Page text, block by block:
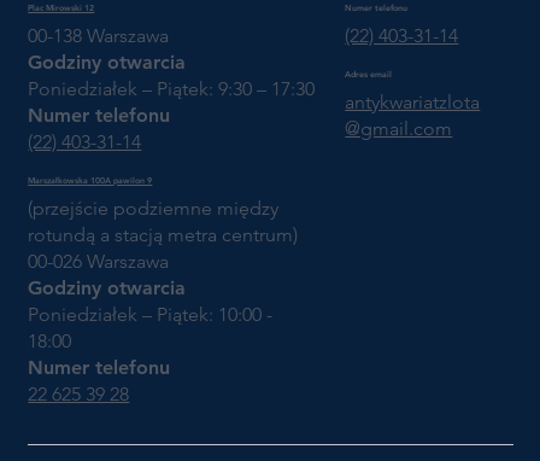
Plac Mirowski 12
00-138 Warszawa
Godziny otwarcia
Poniedziałek – Piątek: 9:30 – 17:30
Numer telefonu
(22) 403-31-14
Marszałkowska 100A pawilon 9
(przejście podziemne między
rotundą a stacją metra centrum)
00-026 Warszawa
Godziny otwarcia
Poniedziałek – Piątek: 10:00 -
18:00
Numer telefonu
22 625 39 28
Numer telefonu
(22) 403-31-14
Adres email
antykwariatzlota
@gmail.com